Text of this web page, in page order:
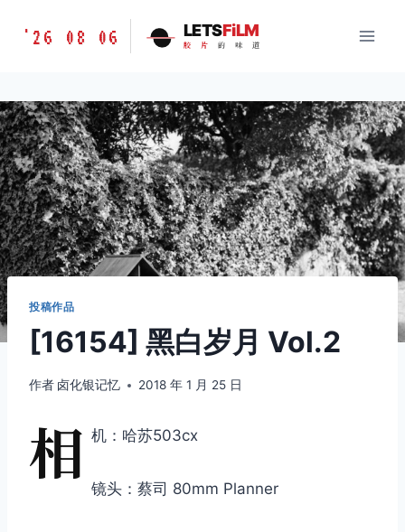
胶
味
道
LETSFILM
'26 08 06 LETSFiLM
胶 片 的 味 道
投稿作品
[16154] 黑白岁月 Vol.2
作者 卤化银记忆 2018 年 1 月 25 日
相 机：哈苏503cx
镜头：蔡司 80mm Planner